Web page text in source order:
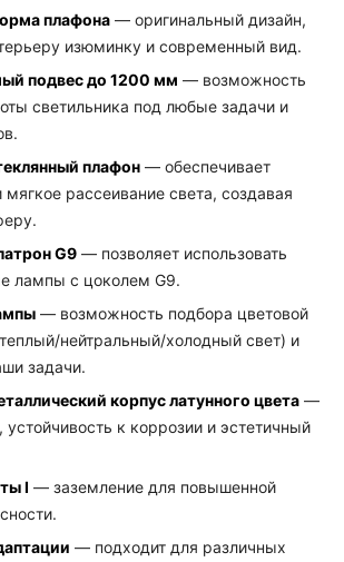
плафона — оригинальный дизайн,
изюминку и современный вид.
подвес до 1200 мм — возможность
светильника под любые задачи и
плафон — обеспечивает
рассеивание света, создавая
G9 — позволяет использовать
лампы с цоколем G9.
— возможность подбора цветовой
нейтральный/холодный свет) и
задачи.
корпус латунного цвета —
устойчивость к коррозии и эстетичный
I — заземление для повышенной
— подходит для различных